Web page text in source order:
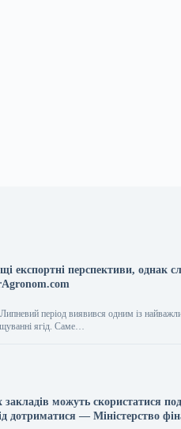
експортні перспективи, однак
період виявився одним із
ягід. Саме…
можуть скористатися
дотриматися — Міністерство